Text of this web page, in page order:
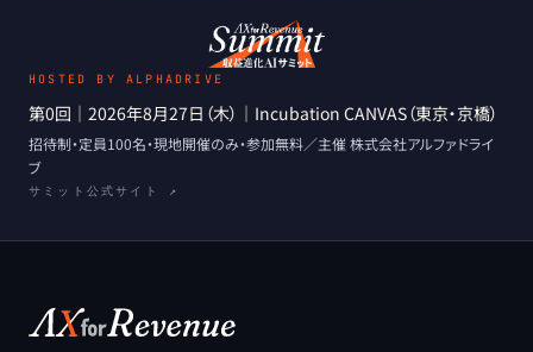
HOSTED BY ALPHADRIVE
第0回 ｜ 2026年8月27日（木） ｜ Incubation CANVAS（東京・京橋）
招待制・定員100名・現地開催のみ・参加無料／主催株式会社アルファドライ
ブ
サミット公式サイト ↗